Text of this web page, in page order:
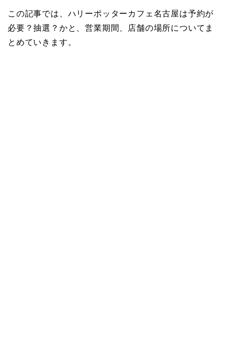
この記事では、ハリーポッターカフェ名古屋は予約が
必要？抽選？かと、営業期間、店舗の場所についてま
とめていきます。